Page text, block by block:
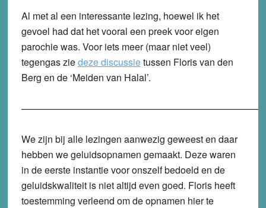
Al met al een interessante lezing, hoewel ik het
gevoel had dat het vooral een preek voor eigen
parochie was. Voor iets meer (maar niet veel)
tegengas ziedeze discussietussen Floris van den
Berg en de ‘Meiden van Halal’.
We zijn bij alle lezingen aanwezig geweest en daar
hebben we geluidsopnamen gemaakt. Deze waren
in de eerste instantie voor onszelf bedoeld en de
geluidskwaliteit is niet altijd even goed. Floris heeft
toestemming verleend om de opnamen hier te